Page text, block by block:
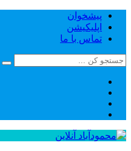
پیشخوان
اپلیکیشن
تماس با ما